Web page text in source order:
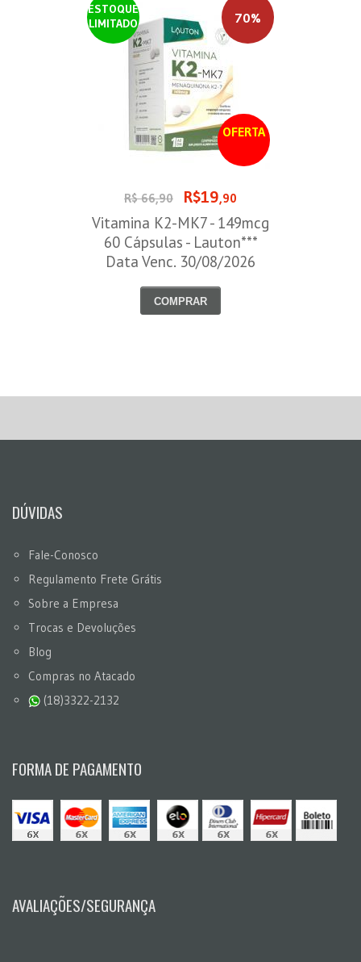
ESTOQUE
LIMITADO
OFERTA
70%
R$ 66,90 R$19,90
Vitamina K2-MK7 - 149mcg
60 Cápsulas - Lauton***
Data Venc. 30/08/2026
COMPRAR
DÚVIDAS
Fale-Conosco
Regulamento Frete Grátis
Sobre a Empresa
Trocas e Devoluções
Blog
Compras no Atacado
(18)3322-2132
FORMA DE PAGAMENTO
AVALIAÇÕES/SEGURANÇA